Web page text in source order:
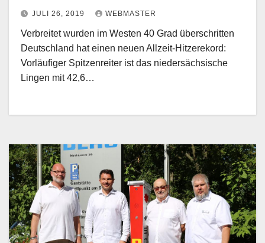
JULI 26, 2019 WEBMASTER
Verbreitet wurden im Westen 40 Grad überschritten
Deutschland hat einen neuen Allzeit-Hitzerekord:
Vorläufiger Spitzenreiter ist das niedersächsische
Lingen mit 42,6…